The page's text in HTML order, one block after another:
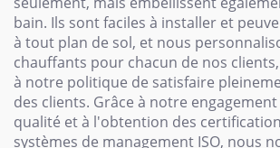
bain. Ils sont faciles à installer et
à tout plan de sol, et nous
chauffants pour chacun de nos
à notre politique de satisfaire
des clients. Grâce à notre
qualité et à l'obtention des
systèmes de management ISO, nous